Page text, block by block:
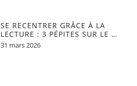
SE RECENTRER GRÂCE À LA
LECTURE : 3 PÉPITES SUR LE …
31 mars 2026